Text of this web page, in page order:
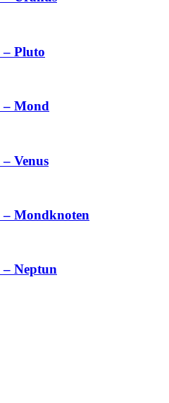
– Pluto
– Mond
– Venus
– Mondknoten
– Neptun